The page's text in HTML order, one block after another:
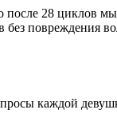
после 28 циклов
повреждения
каждой